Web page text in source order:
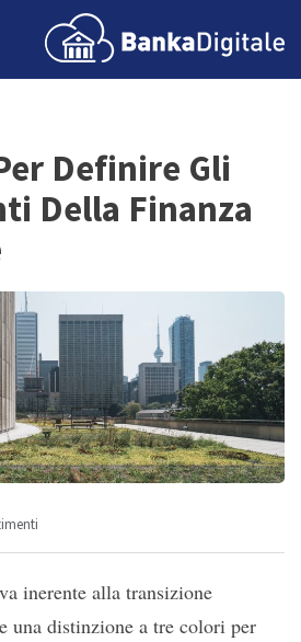
Definire Gli
Della Finanza
inerente alla transizione
una distinzione a tre colori per